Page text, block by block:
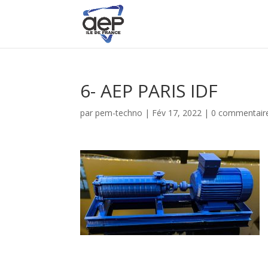
6- AEP PARIS IDF
parpem-techno | Fév 17, 2022 | 0